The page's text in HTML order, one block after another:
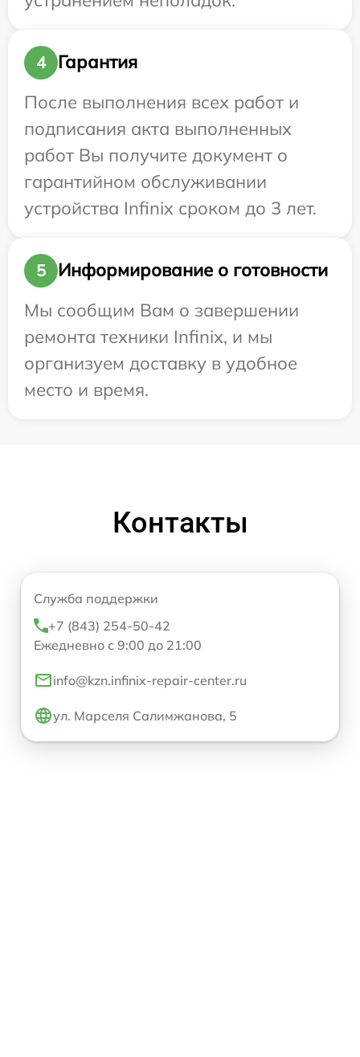
4
Гарантия
После выполнения всех работ и
подписания акта выполненных
работ Вы получите документ о
гарантийном обслуживании
устройства Infinix сроком до 3 лет.
5
Информирование о готовности
Мы сообщим Вам о завершении
ремонта техники Infinix, и мы
организуем доставку в удобное
место и время.
Контакты
Служба поддержки
+7 (843) 254-50-42
Ежедневно с 9:00 до 21:00
info@kzn.infinix-repair-center.ru
ул. Марселя Салимжанова, 5